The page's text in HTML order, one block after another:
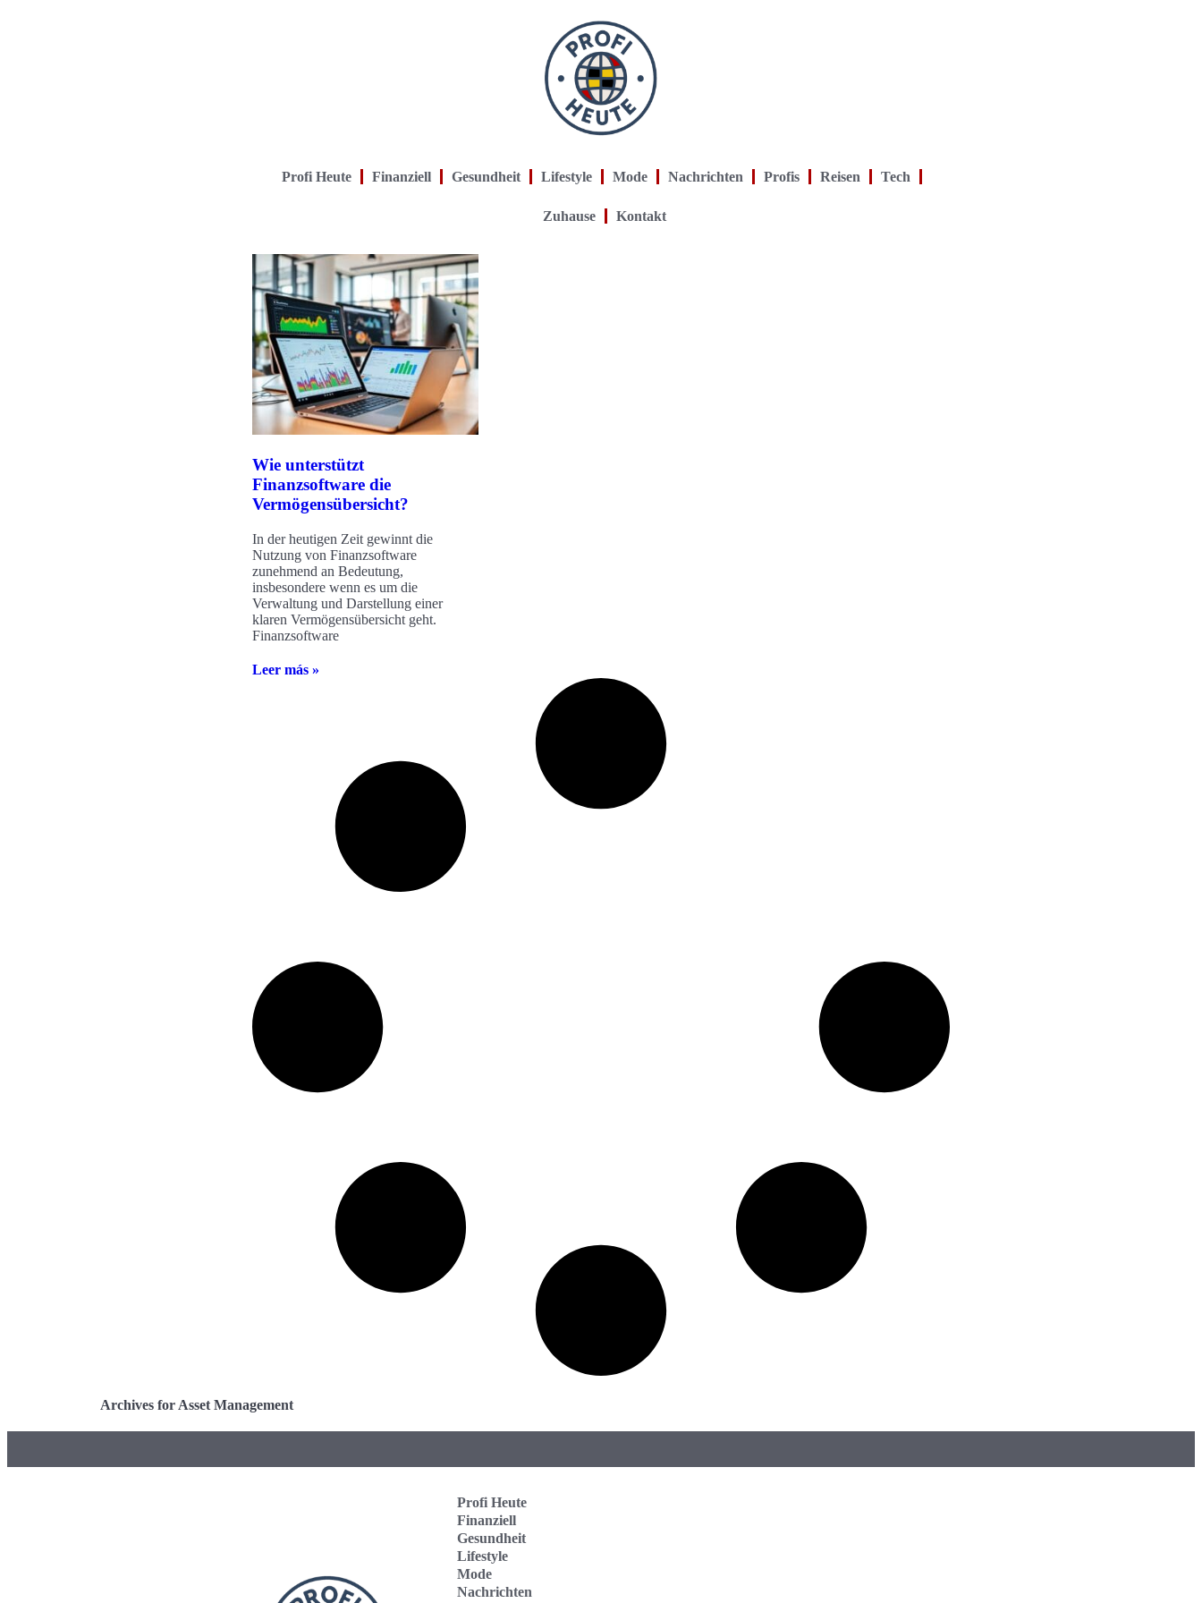
Profi Heute Finanziell Gesundheit Lifestyle Mode Nachrichten Profis Reisen Tech
Zuhause Kontakt
Wie unterstützt
Finanzsoftware die
Vermögensübersicht?
In der heutigen Zeit gewinnt die
Nutzung von Finanzsoftware
zunehmend an Bedeutung,
insbesondere wenn es um die
Verwaltung und Darstellung einer
klaren Vermögensübersicht geht.
Finanzsoftware
Leer más »
Archives for Asset Management
Profi Heute
Finanziell
Gesundheit
Lifestyle
Mode
Nachrichten